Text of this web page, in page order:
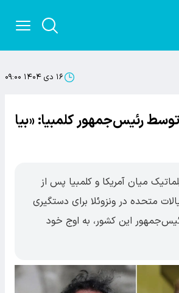
۱۶ دی ۱۴۰۴ ۰۹:۰۰
رئیس‌جمهور کلمبیا: «بیا
میان آمریکا و کلمبیا پس از
متحده در ونزوئلا برای دستگیری
این کشور، به اوج خود